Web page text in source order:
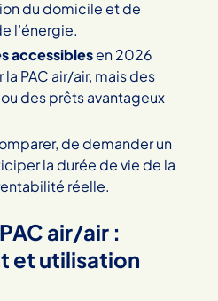
du domicile et de
l’énergie.
accessiblesen 2026
PAC air/air, mais des
des prêts avantageux
de demander un
la durée de vie de la
réelle.
air/air :
et utilisation